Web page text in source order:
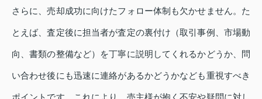
さらに、売却成功に向けたフォロー体制も欠かせません。た
とえば、査定後に担当者が査定の裏付け（取引事例、市場動
向、書類の整備など）を丁寧に説明してくれるかどうか、問
い合わせ後にも迅速に連絡があるかどうかなども重視すべき
ポイントです。これにより、売主様が抱く不安や疑問に対し